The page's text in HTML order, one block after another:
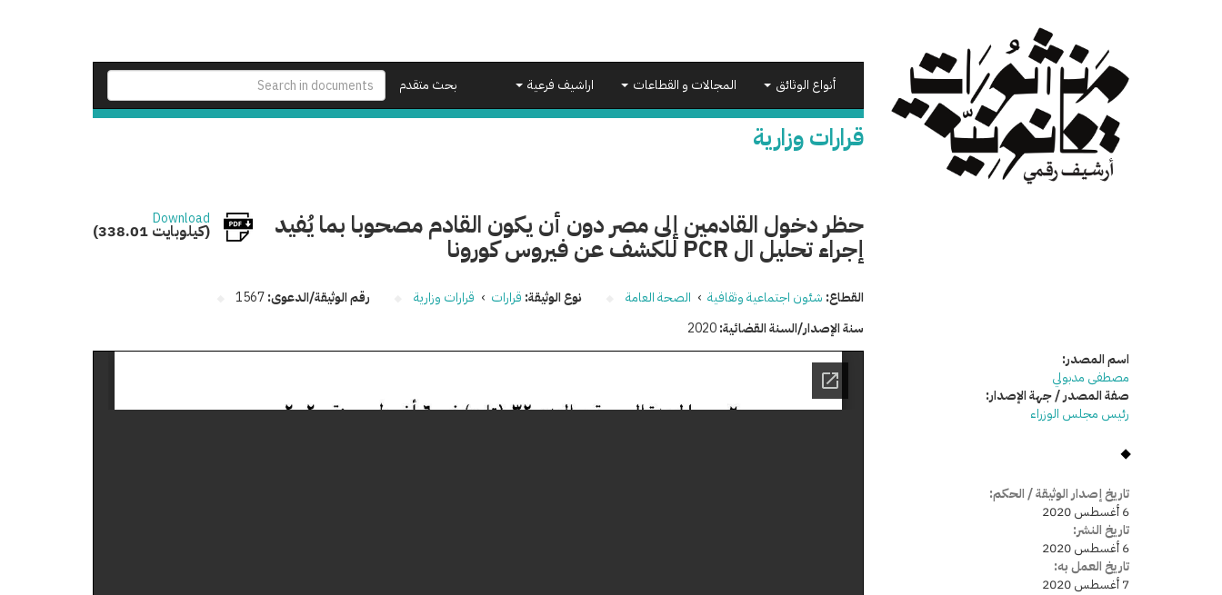
بحث متقدم
أنواع الوثائق المجالات و القطاعات اراشيف فرعية
قرارات وزارية
حظر دخول القادمين إلى مصر دون أن يكون القادم مصحوبا بما يُفيد
إجراء تحليل ال PCR للكشف عن فيروس كورونا
Download
(338.01 كيلوبايت)
القطاع: شئون اجتماعية وثقافية › الصحة العامة نوع الوثيقة: قرارات › قرارات وزارية رقم الوثيقة/الدعوى:1567
سنة الإصدار/السنة القضائية:2020
اسم المصدر:
مصطفى مدبولي
صفة المصدر / جهة الإصدار:
رئيس مجلس الوزراء
تاريخ إصدار الوثيقة / الحكم:
6 أغسطس 2020
تاريخ النشر:
6 أغسطس 2020
تاريخ العمل به:
7 أغسطس 2020